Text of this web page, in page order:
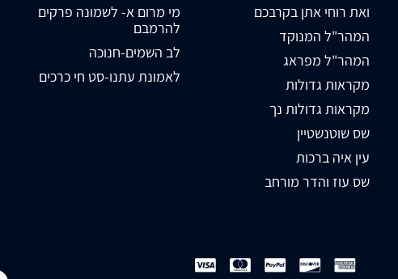
ואת רוחי אתן בקרבכם
המהר"ל המנוקד
המהר"ל מפראג
מקראות גדולות
מקראות גדולות נך
שס שוטנשטיין
עין איה ברכות
שס עוז והדר מורחב
מי מרום א- לשמונה פרקים
להרמבם
לב השמים-חנוכה
לאמונת עתנו-סט חי כרכים